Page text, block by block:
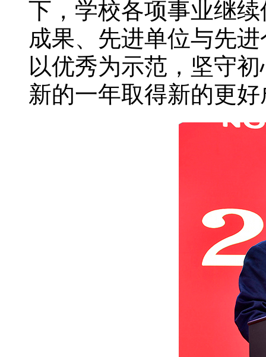
下，学校各项事业继
成果、先进单位与先
以优秀为示范，坚守
新的一年取得新的更